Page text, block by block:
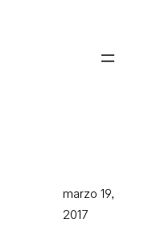
marzo 19,
2017